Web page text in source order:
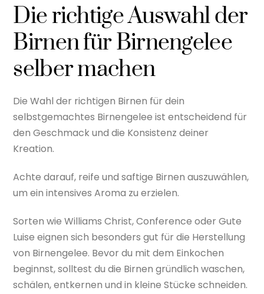
Die richtige Auswahl der
Birnen für Birnengelee
selber machen
Die Wahl der richtigen Birnen für dein
selbstgemachtes Birnengelee ist entscheidend für
den Geschmack und die Konsistenz deiner
Kreation.
Achte darauf, reife und saftige Birnen auszuwählen,
um ein intensives Aroma zu erzielen.
Sorten wie Williams Christ, Conference oder Gute
Luise eignen sich besonders gut für die Herstellung
von Birnengelee. Bevor du mit dem Einkochen
beginnst, solltest du die Birnen gründlich waschen,
schälen, entkernen und in kleine Stücke schneiden.